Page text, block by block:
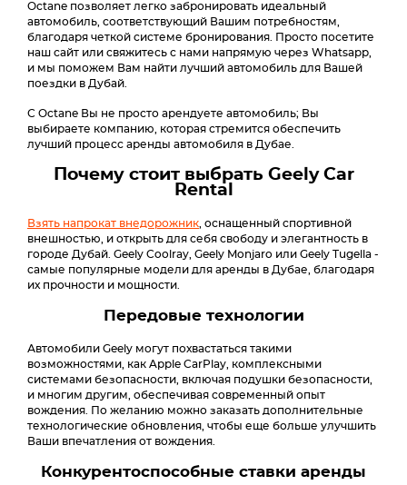
Octane позволяет легко забронировать идеальный
автомобиль, соответствующий Вашим потребностям,
благодаря четкой системе бронирования. Просто посетите
наш сайт или свяжитесь с нами напрямую через Whatsapp,
и мы поможем Вам найти лучший автомобиль для Вашей
поездки в Дубай.
С Octane Вы не просто арендуете автомобиль; Вы
выбираете компанию, которая стремится обеспечить
лучший процесс аренды автомобиля в Дубае.
Почему стоит выбрать Geely Car
Rental
Взять напрокат внедорожник , оснащенный спортивной
внешностью, и открыть для себя свободу и элегантность в
городе Дубай. Geely Coolray, Geely Monjaro или Geely Tugella -
самые популярные модели для аренды в Дубае, благодаря
их прочности и мощности.
Передовые технологии
Автомобили Geely могут похвастаться такими
возможностями, как Apple CarPlay, комплексными
системами безопасности, включая подушки безопасности,
и многим другим, обеспечивая современный опыт
вождения. По желанию можно заказать дополнительные
технологические обновления, чтобы еще больше улучшить
Ваши впечатления от вождения.
Конкурентоспособные ставки аренды